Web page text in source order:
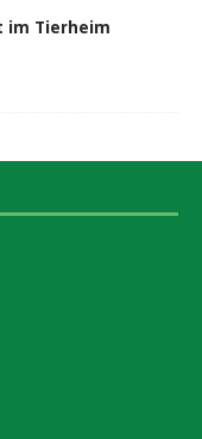
im Tierheim